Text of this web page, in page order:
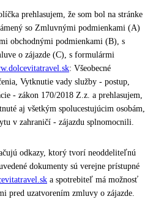
prehlasujem, že som bol na stránke
so Zmluvnými podmienkami (A)
obchodnými podmienkami (B), s
o zájazde (C), s formulármi
: Všeobecné
Vytknutie vady služby - postup,
- zákon 170/2018 Z.z. a prehlasujem,
aj všetkým spolucestujúcim osobám,
v zahraničí - zájazdu splnomocnili.
odkazy, ktorý tvorí neoddeliteľnú
dokumenty sú verejne prístupné
a spotrebiteľ má možnosť
pred uzatvorením zmluvy o zájazde.